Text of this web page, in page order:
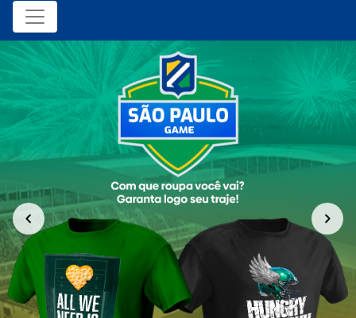
Todos os Produtos
Filtro Produtos Categorias